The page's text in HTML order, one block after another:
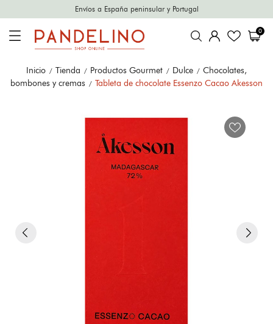
Envíos a España peninsular y Portugal
0
Inicio Tienda Productos Gourmet Dulce
Chocolates,
bombones y cremas
Tableta de chocolate Essenzo Cacao Akesson